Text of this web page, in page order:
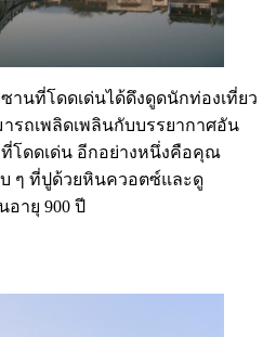
านที่โดดเด่นได้ดึงดูดนักท่องเที่ยว
ถเพลิดเพลินกับบรรยากาศอัน
ที่โดดเด่น อีกอย่างหนึ่งคือคุณ
ๆ ที่ปูด้วยหินควอตซ์และดู
ายุ 900 ปี